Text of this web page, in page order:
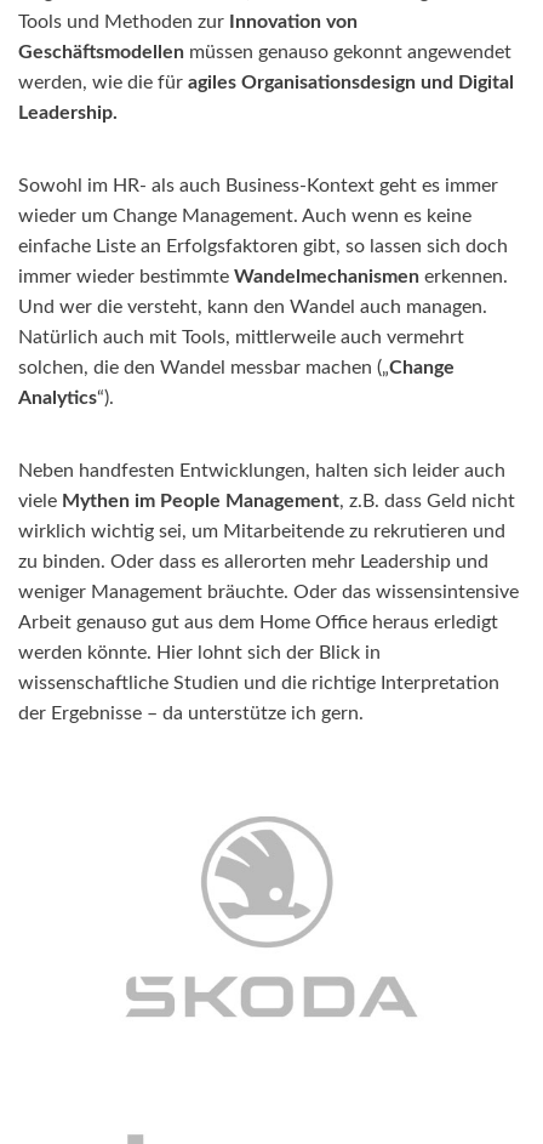
Tools und Methoden zur
Innovation von
Geschäftsmodellen müssen genauso gekonnt angewendet
werden, wie die für agiles Organisationsdesign und Digital
Leadership.
Sowohl im HR- als auch Business-Kontext geht es immer
wieder um Change Management. Auch wenn es keine
einfache Liste an Erfolgsfaktoren gibt, so lassen sich doch
immer wieder bestimmte Wandelmechanismen erkennen.
Und wer die versteht, kann den Wandel auch managen.
Natürlich auch mit Tools, mittlerweile auch vermehrt
solchen, die den Wandel messbar machen („Change
Analytics“).
Neben handfesten Entwicklungen, halten sich leider auch
viele Mythen im People Management, z.B. dass Geld nicht
wirklich wichtig sei, um Mitarbeitende zu rekrutieren und
zu binden. Oder dass es allerorten mehr Leadership und
weniger Management bräuchte. Oder das wissensintensive
Arbeit genauso gut aus dem Home Office heraus erledigt
werden könnte. Hier lohnt sich der Blick in
wissenschaftliche Studien und die richtige Interpretation
der Ergebnisse – da unterstütze ich gern.